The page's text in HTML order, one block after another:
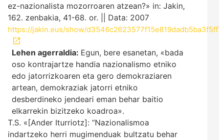
ez-nazionalista mozorroaren atzean?» in: Jakin,
162. zenbakia, 41-68. or. || Data: 2007
https://jakin.eus/show/
Lehen agerraldia: Egun, bere esanetan, «bada
oso kontrajartze handia nazionalismo etniko
edo jatorrizkoaren eta gero demokraziaren
artean, demokraziak jatorri etniko
desberdineko jendeari eman behar baitio
elkarrekin bizitzeko koadroa».
T.S. «[Ander Iturriotz]: “Nazionalismoa
indartzeko herri mugimenduak bultzatu behar